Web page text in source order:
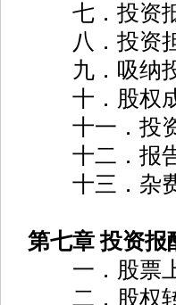
七．投资
八．投资
九．吸纳投
十．股权
十一．投资
十二．报
十三．杂
第七章 投资报
一．股票
二．股权